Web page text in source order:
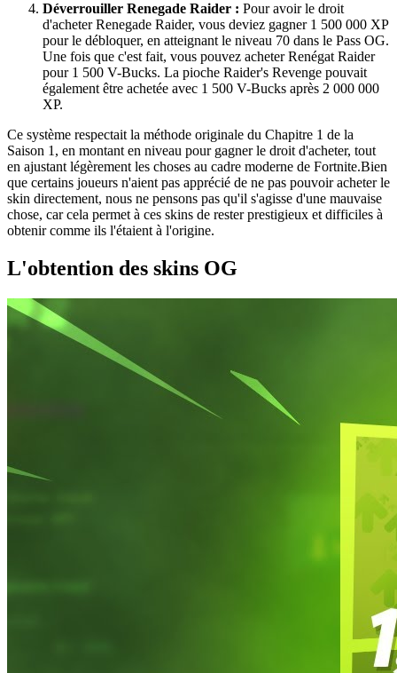
Déverrouiller Renegade Raider : Pour avoir le droit
d'acheter Renegade Raider, vous deviez gagner 1 500 000 XP
pour le débloquer, en atteignant le niveau 70 dans le Pass OG.
Une fois que c'est fait, vous pouvez acheter Renégat Raider
pour 1 500 V-Bucks. La pioche Raider's Revenge pouvait
également être achetée avec 1 500 V-Bucks après 2 000 000
XP.
Ce système respectait la méthode originale du Chapitre 1 de la
Saison 1, en montant en niveau pour gagner le droit d'acheter, tout
en ajustant légèrement les choses au cadre moderne de Fortnite.Bien
que certains joueurs n'aient pas apprécié de ne pas pouvoir acheter le
skin directement, nous ne pensons pas qu'il s'agisse d'une mauvaise
chose, car cela permet à ces skins de rester prestigieux et difficiles à
obtenir comme ils l'étaient à l'origine.
L'obtention des skins OG